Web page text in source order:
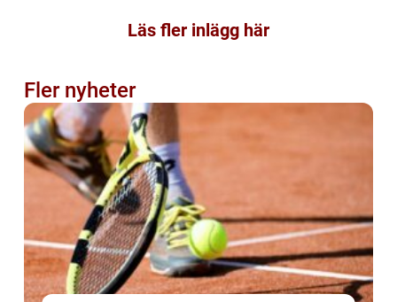
Läs fler inlägg här
Fler nyheter